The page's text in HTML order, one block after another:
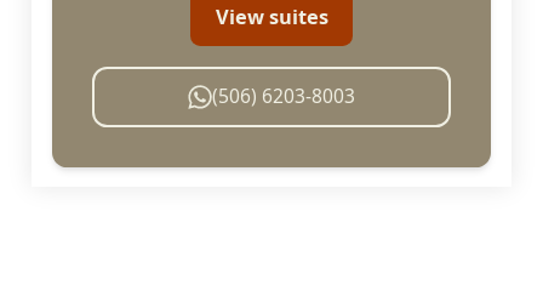
View suites
(506) 6203-8003